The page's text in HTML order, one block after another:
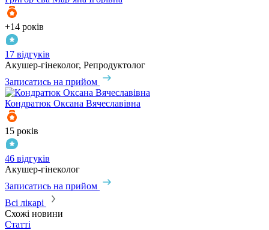
+14 років
17 відгуків
Акушер-гінеколог, Репродуктолог
Записатись на прийом
Кондратюк Оксана Вячеславівна
15 років
46 відгуків
Акушер-гінеколог
Записатись на прийом
Всі лікарі
Схожі новини
Статті